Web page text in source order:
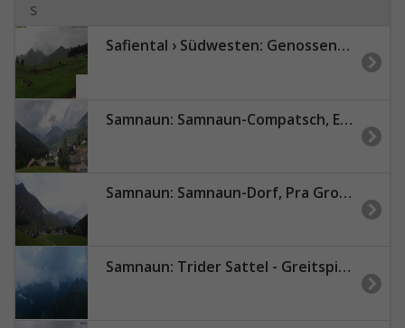
S
Safiental › Südwesten: Genossenschaft Skilift Tenna
Samnaun: Samnaun-Compatsch, Erlebnisbad
Samnaun: Samnaun-Dorf, Pra Grond - Samnaun-Dorf, Votlas - Samnaun-Dorf, Post - Trider Sattel - Piz Munschuns - Piz Ot
Samnaun: Trider Sattel - Greitspitz - Muttler - Samnaun Duty Free